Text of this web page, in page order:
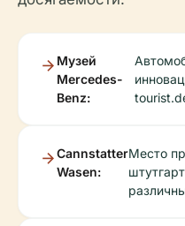
Музей
Mercedes-
Benz:
Cannstatter
Wasen:
Место